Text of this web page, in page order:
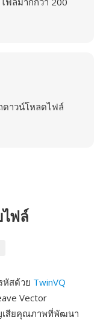
าวน์โหลดไฟล์
ไฟล์
หัสด้วย TwinVQ
Vector
เสียคุณภาพที่พัฒนา